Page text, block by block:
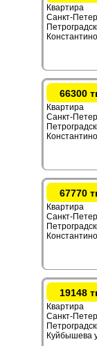
Квартира
Санкт-
66300
Квартира
Санкт-
67770
Квартира
Санкт-
19148
Квартира
Санкт-
Куйбышева